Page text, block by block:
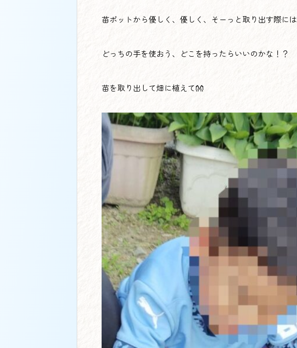
苗ポットから優しく、優しく、そーっと取り出す際には
どっちの手を使おう、どこを持ったらいいのかな！？
苗を取り出して畑に植えて👐